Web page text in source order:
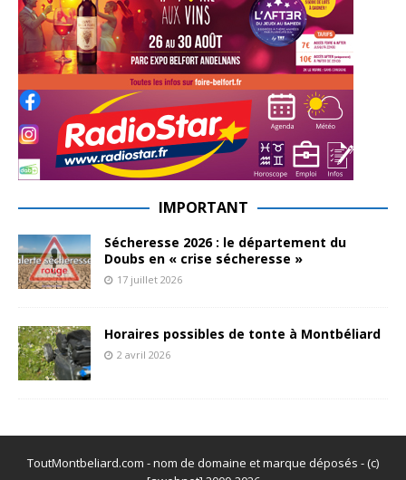
IMPORTANT
Sécheresse 2026 : le département du
Doubs en « crise sécheresse »
17 juillet 2026
Horaires possibles de tonte à Montbéliard
2 avril 2026
ToutMontbeliard.com - nom de domaine et marque déposés - (c)